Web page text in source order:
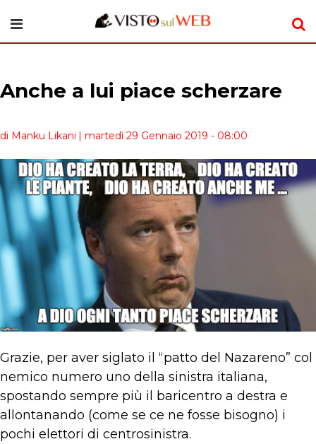
Anche a lui piace scherzare
di Manku Likani | martedì 29 Gennaio 2019 - 08:00
Grazie, per aver siglato il “patto del Nazareno” col
nemico numero uno della sinistra italiana,
spostando sempre più il baricentro a destra e
allontanando (come se ce ne fosse bisogno) i
pochi elettori di centrosinistra.